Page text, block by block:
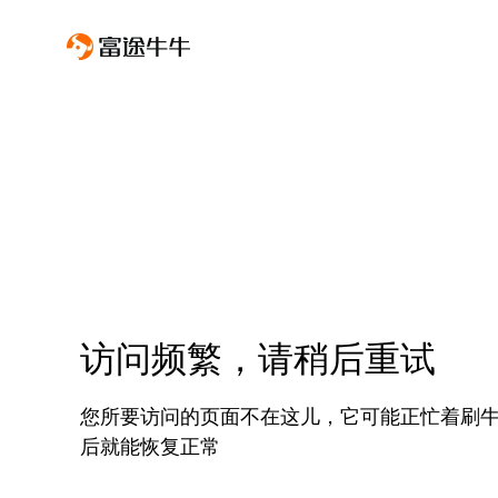
访问频繁，请稍后重试
您所要访问的页面不在这儿，它可能正忙着刷
后就能恢复正常